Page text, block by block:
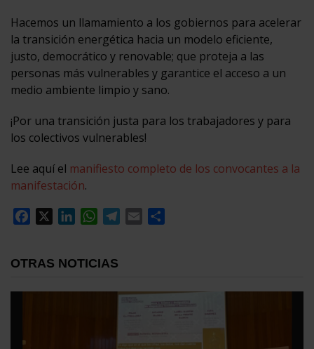
Hacemos un llamamiento a los gobiernos para acelerar
la transición energética hacia un modelo eficiente,
justo, democrático y renovable; que proteja a las
personas más vulnerables y garantice el acceso a un
medio ambiente limpio y sano.
¡Por una transición justa para los trabajadores y para
los colectivos vulnerables!
Lee aquí el manifiesto completo de los convocantes a la
manifestación.
Facebook
LinkedInWhatsApp
Telegram
Email
OTRAS NOTICIAS